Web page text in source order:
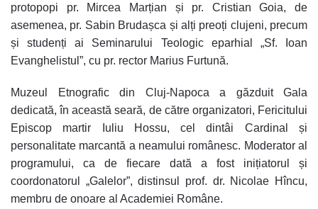
protopopi pr. Mircea Marțian și pr. Cristian Goia, de
asemenea, pr. Sabin Brudașca și alți preoți clujeni, precum
și studenți ai Seminarului Teologic eparhial „Sf. Ioan
Evanghelistul”, cu pr. rector Marius Furtună.
Muzeul Etnografic din Cluj-Napoca a găzduit Gala
dedicată, în această seară, de către organizatori, Fericitului
Episcop martir Iuliu Hossu, cel dintâi Cardinal și
personalitate marcantă a neamului românesc. Moderator al
programului, ca de fiecare dată a fost inițiatorul și
coordonatorul „Galelor”, distinsul prof. dr. Nicolae Hîncu,
membru de onoare al Academiei Române.